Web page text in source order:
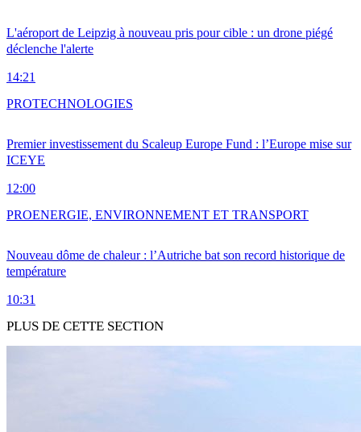
L'aéroport de Leipzig à nouveau pris pour cible : un drone piégé
déclenche l'alerte
14:21
Premier investissement du Scaleup Europe Fund : l’Europe mise sur
ICEYE
12:00
PROTECHNOLOGIES
Nouveau dôme de chaleur : l’Autriche bat son record historique de
température
10:31
PROENERGIE, ENVIRONNEMENT ET TRANSPORT
PLUS DE CETTE SECTION